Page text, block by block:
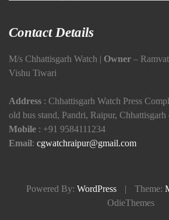
Contact Details
M/s Chhattisgarh Watch | Owner –
Vishu Tiwari
Address : Chhattisgarh Watch Press
old bus stand, Pandri, Raipur, Chhattisgarh
Mobile : +91 9584111234
Email: cgwatchraipur@gmail.com
Powered By: WordPress | Theme:
OdieThemes